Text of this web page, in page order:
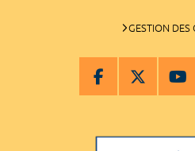
GESTION DES